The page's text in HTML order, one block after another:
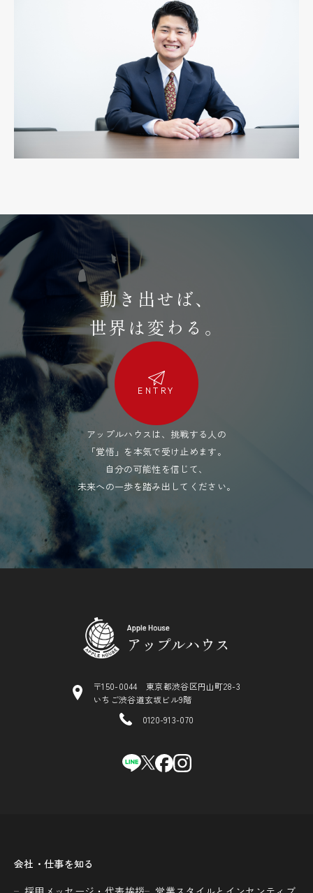
動き出せば、
世界は変わる。
ENTRY
アップルハウスは、挑戦する人の
「覚悟」を本気で受け止めます。
自分の可能性を信じて、
未来への一歩を踏み出してください。
〒150-0044 東京都渋谷区円山町28-3
いちご渋谷道玄坂ビル9階
0120-913-070
会社・仕事を知る